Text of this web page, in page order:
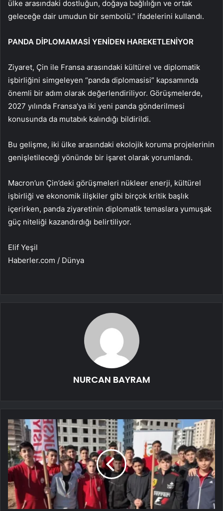
ülke arasındaki dostluğun, doğaya bağlılığın ve ortak
geleceğe dair umudun bir sembolü.” ifadelerini kullandı.
PANDA DİPLOMAMASİ YENİDEN HAREKETLENİYOR
Ziyaret, Çin ile Fransa arasındaki kültürel ve diplomatik
işbirliğini simgeleyen “panda diplomasisi” kapsamında
önemli bir adım olarak değerlendiriliyor. Görüşmelerde,
2027 yılında Fransa’ya iki yeni panda gönderilmesi
konusunda da mutabık kalındığı bildirildi.
Bu gelişme, iki ülke arasındaki ekolojik koruma projelerinin
genişletileceği yönünde bir işaret olarak yorumlandı.
Macron’un Çin’deki görüşmeleri nükleer enerji, kültürel
işbirliği ve ekonomik ilişkiler gibi birçok kritik başlık
içerirken, panda ziyaretinin diplomatik temaslara yumuşak
güç niteliği kazandırdığı belirtiliyor.
Elif Yeşil
Haberler.com / Dünya
NURCAN BAYRAM